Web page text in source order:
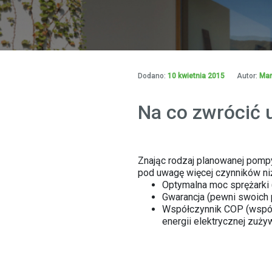
Dodano: 10 kwietnia 2015 Autor:
Na co zwrócić
Znając rodzaj planowanej
pod uwagę więcej czynników
Optymalna moc
Gwarancja (pewni
Współczynnik COP
energii elektrycznej